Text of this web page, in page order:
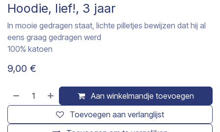
Hoodie, lief!, 3 jaar
In mooie gedragen staat, lichte pilletjes bewijzen dat hij al
eens graag gedragen werd
100% katoen
9,00 €
Aan winkelmandje toevoegen
Toevoegen aan verlanglijst